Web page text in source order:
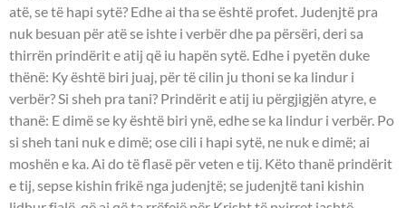
atë, se të hapi sytë? Edhe ai tha se është profet. Judenjtë pra
nuk besuan për atë se ishte i verbër dhe pa përsëri, deri sa
thirrën prindërit e atij që iu hapën sytë. Edhe i pyetën duke
thënë: Ky është biri juaj, për të cilin ju thoni se ka lindur i
verbër? Si sheh pra tani? Prindërit e atij iu përgjigjën atyre, e
thanë: E dimë se ky është biri ynë, edhe se ka lindur i verbër. Po
si sheh tani nuk e dimë; ose cili i hapi sytë, ne nuk e dimë; ai
moshën e ka. Ai do të flasë për veten e tij. Këto thanë prindërit
e tij, sepse kishin frikë nga judenjtë; se judenjtë tani kishin